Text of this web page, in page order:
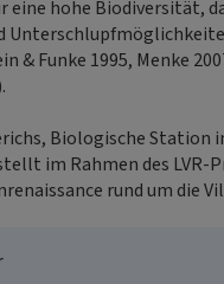
eine hohe Biodiversität,
& Funke 1995, Menke
Biologische Station
im Rahmen des LVR-
rund um die